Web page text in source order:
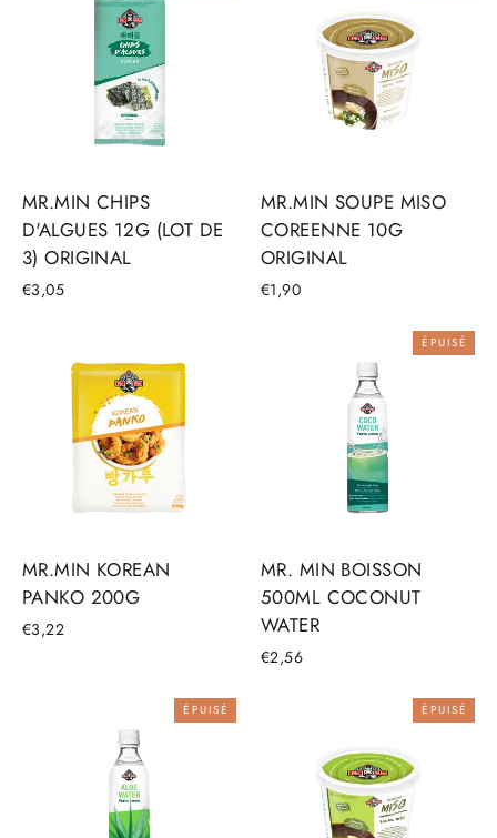
MR.MIN CHIPS
D'ALGUES 12G (LOT DE
3) ORIGINAL
€3,05
MR.MIN SOUPE MISO
COREENNE 10G
ORIGINAL
€1,90
MR.MIN KOREAN
PANKO 200G
€3,22
ÉPUISÉ
MR. MIN BOISSON
500ML COCONUT
WATER
€2,56
ÉPUISÉ ÉPUISÉ